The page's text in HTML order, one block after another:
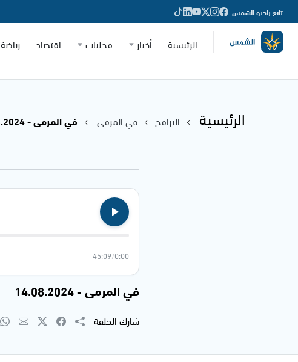
تابع راديو الشمس
الرئيسية أخبار محليات اقتصاد رياضة
الرئيسية البرامج في المرمى
في المرمى - 14.08.2024
0:00
/
45:09
في المرمى - 14.08.2024
شارك الحلقة